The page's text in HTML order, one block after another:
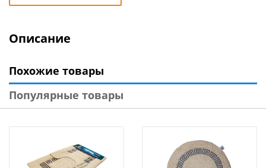
Описание
Похожие товары
Популярные товары